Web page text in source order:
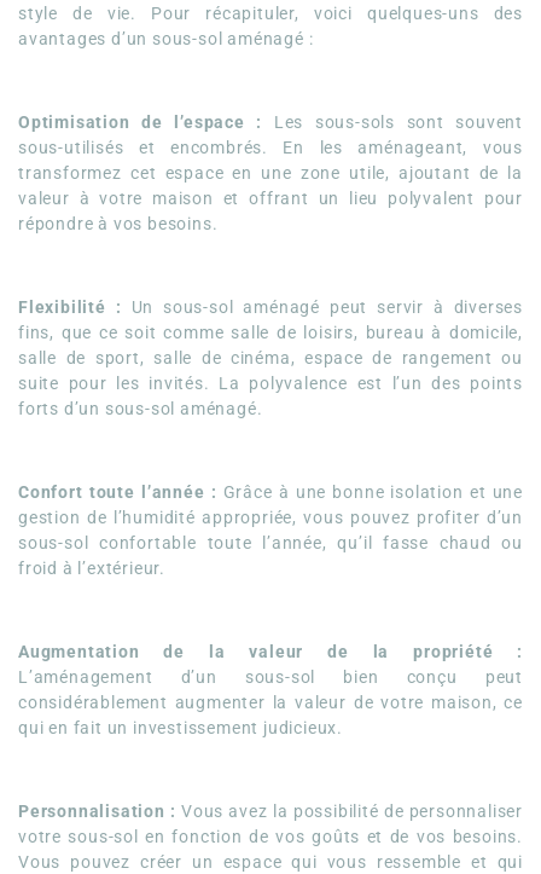
style de vie. Pour récapituler, voici quelques-uns des
avantages d’un sous-sol aménagé :
Optimisation de l’espace :
Les sous-sols sont souvent
sous-utilisés et encombrés. En les aménageant, vous
transformez cet espace en une zone utile, ajoutant de la
valeur à votre maison et offrant un lieu polyvalent pour
répondre à vos besoins.
Flexibilité : Un sous-sol aménagé peut servir à diverses
fins, que ce soit comme salle de loisirs, bureau à domicile,
salle de sport, salle de cinéma, espace de rangement ou
suite pour les invités. La polyvalence est l’un des points
forts d’un sous-sol aménagé.
Confort toute l’année : Grâce à une bonne isolation et une
gestion de l’humidité appropriée, vous pouvez profiter d’un
sous-sol confortable toute l’année, qu’il fasse chaud ou
froid à l’extérieur.
Augmentation de la valeur de la propriété :
L’aménagement d’un sous-sol bien conçu peut
considérablement augmenter la valeur de votre maison, ce
qui en fait un investissement judicieux.
Personnalisation : Vous avez la possibilité de personnaliser
votre sous-sol en fonction de vos goûts et de vos besoins.
Vous pouvez créer un espace qui vous ressemble et qui